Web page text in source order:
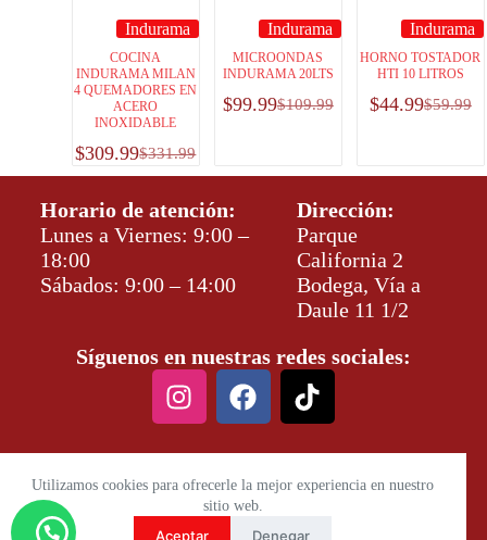
Utilizamos cookies para ofrecerle la mejor experiencia en nuestro
sitio web.
Aceptar Denegar
Indurama
COCINA
INDURAMA MILAN
4 QUEMADORES EN
ACERO
INOXIDABLE
$331.99
$309.99
Indurama
MICROONDAS
INDURAMA 20LTS
$109.99
$99.99
Indurama
HORNO TOSTADOR
HTI 10 LITROS
$59.99
$44.99
Horario de atención:
Lunes a Viernes: 9:00 –
18:00
Sábados: 9:00 – 14:00
Dirección:
Parque
California 2
Bodega, Vía a
Daule 11 1/2
Síguenos en nuestras redes sociales: